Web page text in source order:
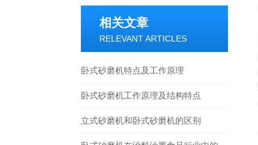
相关文章
RELEVANT ARTICLES
卧式砂磨机特点及工作原理
卧式砂磨机工作原理及结构特点
立式砂磨机和卧式砂磨机的区别